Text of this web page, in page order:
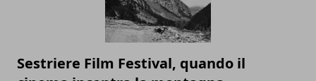
Sestriere Film Festival, quando il